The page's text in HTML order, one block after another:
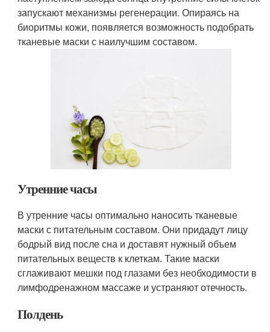
запускают механизмы регенерации. Опираясь на
биоритмы кожи, появляется возможность подобрать
тканевые маски с наилучшим составом.
Утренние часы
В утренние часы оптимально наносить тканевые
маски с питательным составом. Они придадут лицу
бодрый вид после сна и доставят нужный объем
питательных веществ к клеткам. Такие маски
сглаживают мешки под глазами без необходимости в
лимфодренажном массаже и устраняют отечность.
Полдень